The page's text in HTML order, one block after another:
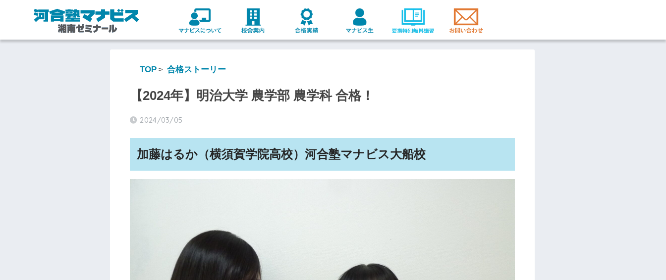
TOP 合格ストーリー
【2024年】明治大学 農学部 農学科 合格！
2024/03/05
加藤はるか（横須賀学院高校）河合塾マナビス大船校